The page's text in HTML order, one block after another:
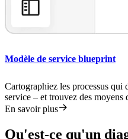
Modèle de service blueprint
Cartographiez les processus qui
service – et trouvez des moyens
En savoir plus
Qu'est-ce qu'un